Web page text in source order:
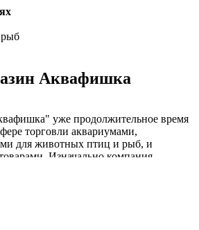
Аквафишка
уже продолжительное время
торговли аквариумами,
для животных птиц и рыб, и
Изначально компания
аквариумах, оборудовании и кормах
в виды деятельности была добавлена
питомцев. На данный момент
только розничной торговлей, но и